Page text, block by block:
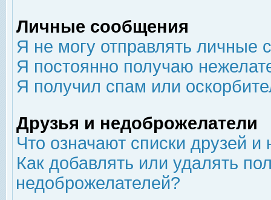
Личные сообщения
Я не могу отправлять личные
Я постоянно получаю
Я получил спам или
Друзья и недоброжелатели
Что означают списки друзей
Как добавлять или удалять
недоброжелателей?